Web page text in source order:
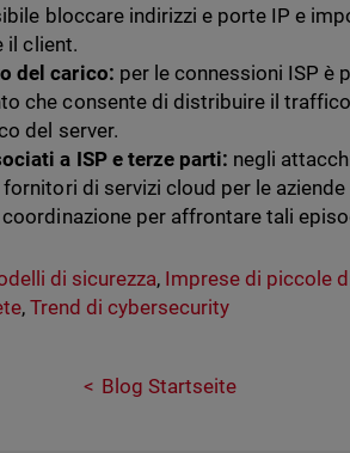
bloccare indirizzi e porte IP e
il client.
del carico: per le connessioni ISP è
che consente di distribuire il
del server.
a ISP e terze parti: negli
di servizi cloud per le
per affrontare tali
di sicurezza, Imprese di piccole
, Trend di cybersecurity
Blog Startseite